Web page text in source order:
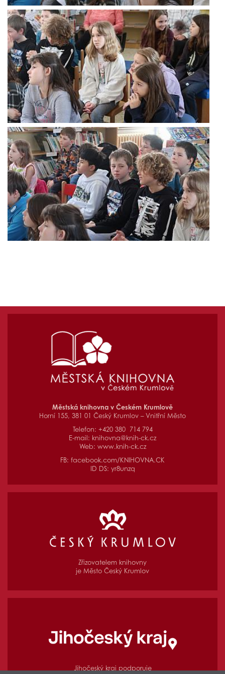
Městská knihovna v Českém Krumlově
Horní 155, 381 01 Český Krumlov – Vnitřní Město
Telefon: +420 380 714 794
E-mail: knihovna@knih-ck.cz
Web: www.knih-ck.cz
FB: facebook.com/KNIHOVNA.CK
ID DS: yr8unzq
Zřizovatelem knihovny
je Město Český Krumlov
Jihočeský kraj podporuje